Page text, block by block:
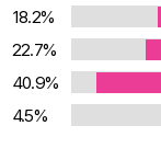
는 바람의 이야기를
귀 기울이게 만드는 그
모든 이야기는 어떻
며 본 것들을 팽이에
들려주는 이야기는
18.2%
22.7%
40.9%
4.5%